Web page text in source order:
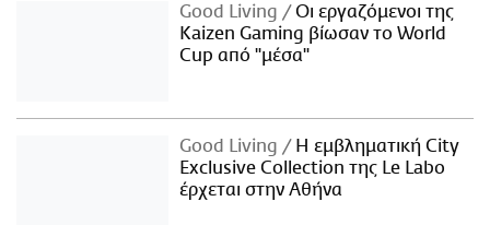
Good Living
Οι εργαζόμενοι της
Kaizen Gaming βίωσαν το World
Cup από "μέσα"
Good Living
Η εμβληματική City
Exclusive Collection της Le Labo
έρχεται στην Αθήνα